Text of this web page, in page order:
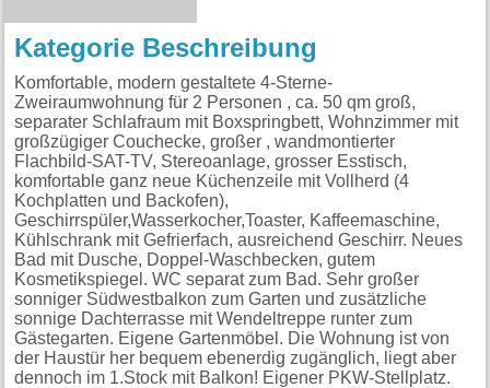
Kategorie Beschreibung
Komfortable, modern gestaltete 4-Sterne-
Zweiraumwohnung für 2 Personen , ca. 50 qm groß,
separater Schlafraum mit Boxspringbett, Wohnzimmer mit
großzügiger Couchecke, großer , wandmontierter
Flachbild-SAT-TV, Stereoanlage, grosser Esstisch,
komfortable ganz neue Küchenzeile mit Vollherd (4
Kochplatten und Backofen),
Geschirrspüler,Wasserkocher,Toaster, Kaffeemaschine,
Kühlschrank mit Gefrierfach, ausreichend Geschirr. Neues
Bad mit Dusche, Doppel-Waschbecken, gutem
Kosmetikspiegel. WC separat zum Bad. Sehr großer
sonniger Südwestbalkon zum Garten und zusätzliche
sonnige Dachterrasse mit Wendeltreppe runter zum
Gästegarten. Eigene Gartenmöbel. Die Wohnung ist von
der Haustür her bequem ebenerdig zugänglich, liegt aber
dennoch im 1.Stock mit Balkon! Eigener PKW-Stellplatz.